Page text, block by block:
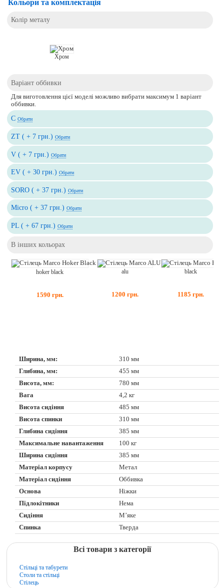
Кольори та комплектація
Колір металу
Хром
Варіант оббивки
Для виготовлення цієї моделі можливо вибрати максимум 1 варіант
оббивки.
CОбрати
ZT ( + 7 грн.)Обрати
V ( + 7 грн.)Обрати
EV ( + 30 грн.)Обрати
SORO ( + 37 грн.)Обрати
Micro ( + 37 грн.)Обрати
PL ( + 67 грн.)Обрати
В інших кольорах
hoker black
1590 грн.
alu
1200 грн.
black
1185 грн.
Ширина, мм:
310 мм
Глибина, мм:
455 мм
Висота, мм:
780 мм
Вага
4,2 кг
Висота сидіння
485 мм
Висота спинки
310 мм
Глибина сидіння
385 мм
Максимальне навантаження
100 кг
Ширина сидіння
385 мм
Матеріал корпусу
Метал
Матеріал сидіння
Оббивка
Основа
Ніжки
Підлокітники
Нема
Сидіння
М’яке
Спинка
Тверда
Всі товари з категорії
Стільці та табурети
Столи та стільці
Стілець